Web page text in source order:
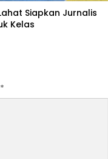
Siapkan Jurnalis
Kelas
*